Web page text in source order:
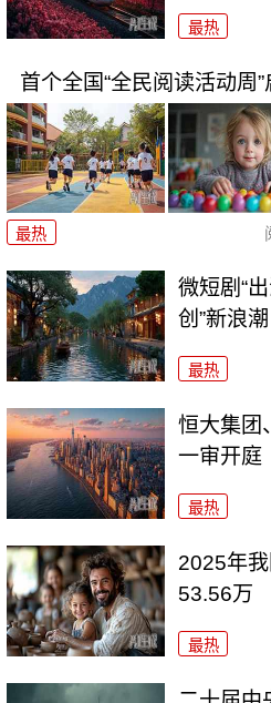
最热
首个全国“全民阅读活动周”
最热
微短剧“
创”新浪潮
最热
恒大集团
一审开庭
最热
2025年
53.56万
最热